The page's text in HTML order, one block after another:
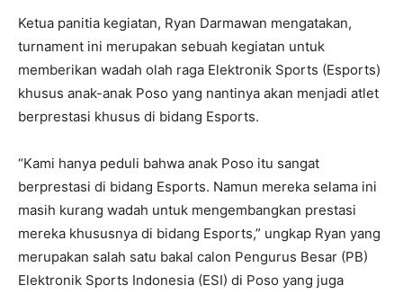
Ketua panitia kegiatan, Ryan Darmawan mengatakan,
turnament ini merupakan sebuah kegiatan untuk
memberikan wadah olah raga Elektronik Sports (Esports)
khusus anak-anak Poso yang nantinya akan menjadi atlet
berprestasi khusus di bidang Esports.
“Kami hanya peduli bahwa anak Poso itu sangat
berprestasi di bidang Esports. Namun mereka selama ini
masih kurang wadah untuk mengembangkan prestasi
mereka khususnya di bidang Esports,” ungkap Ryan yang
merupakan salah satu bakal calon Pengurus Besar (PB)
Elektronik Sports Indonesia (ESI) di Poso yang juga